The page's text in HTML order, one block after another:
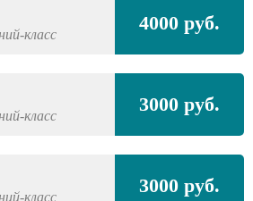
класс 4000 руб.
класс 3000 руб.
класс 3000 руб.